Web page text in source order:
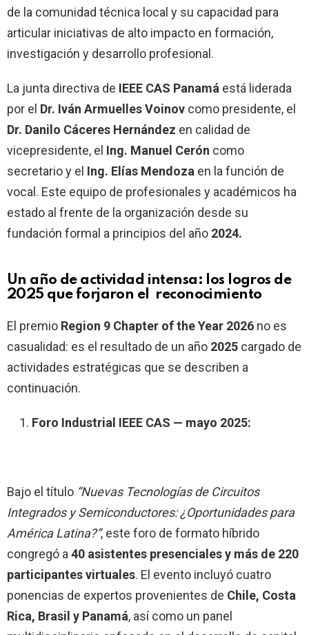
de la comunidad técnica local y su capacidad para
articular iniciativas de alto impacto en formación,
investigación y desarrollo profesional.
La junta directiva de IEEE CAS Panamá está liderada
por el Dr. Iván Armuelles Voinov como presidente, el
Dr. Danilo Cáceres Hernández en calidad de
vicepresidente, el Ing. Manuel Cerón como
secretario y el Ing. Elías Mendoza en la función de
vocal. Este equipo de profesionales y académicos ha
estado al frente de la organización desde su
fundación formal a principios del año 2024.
Un año de actividad intensa: los logros de
2025 que forjaron el reconocimiento
El premio Region 9 Chapter of the Year 2026 no es
casualidad: es el resultado de un año 2025 cargado de
actividades estratégicas que se describen a
continuación.
Foro Industrial IEEE CAS — mayo 2025:
Bajo el título “Nuevas Tecnologías de Circuitos
Integrados y Semiconductores: ¿Oportunidades para
América Latina?”, este foro de formato híbrido
congregó a 40 asistentes presenciales y más de 220
participantes virtuales. El evento incluyó cuatro
ponencias de expertos provenientes de Chile, Costa
Rica, Brasil y Panamá, así como un panel